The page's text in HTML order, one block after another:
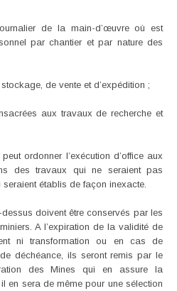
de la main-d’œuvre où est
par chantier et par nature des
de vente et d’expédition ;
aux travaux de recherche et
ordonner l’exécution d’office aux
des travaux qui ne seraient pas
établis de façon inexacte.
doivent être conservés par les
A l’expiration de la validité de
ni transformation ou en cas de
déchéance, ils seront remis par le
des Mines qui en assure la
en sera de même pour une sélection